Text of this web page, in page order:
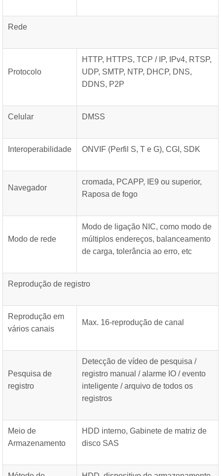
Rede
Protocolo
HTTP, HTTPS, TCP / IP, IPv4, RTSP,
UDP, SMTP, NTP, DHCP, DNS,
DDNS, P2P
Celular DMSS
Interoperabilidade ONVIF (Perfil S, T e G), CGI, SDK
Navegador
cromada, PCAPP, IE9 ou superior,
Raposa de fogo
Modo de rede
Modo de ligação NIC, como modo de
múltiplos endereços, balanceamento
de carga, tolerância ao erro, etc
Reprodução de registro
Reprodução em
vários canais
Max. 16-reprodução de canal
Pesquisa de
registro
Detecção de vídeo de pesquisa /
registro manual / alarme IO / evento
inteligente / arquivo de todos os
registros
Meio de
Armazenamento
HDD interno, Gabinete de matriz de
disco SAS